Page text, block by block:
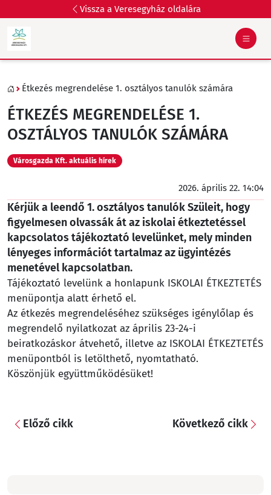
Vissza a Veresegyház oldalára
Étkezés megrendelése 1. osztályos tanulók számára
ÉTKEZÉS MEGRENDELÉSE 1.
OSZTÁLYOS TANULÓK SZÁMÁRA
Városgazda Kft. aktuális hírek
2026. április 22. 14:04
Kérjük a leendő 1. osztályos tanulók Szüleit, hogy
figyelmesen olvassák át az iskolai étkeztetéssel
kapcsolatos tájékoztató levelünket, mely minden
lényeges információt tartalmaz az ügyintézés
menetével kapcsolatban.
Tájékoztató levelünk a honlapunk ISKOLAI ÉTKEZTETÉS
menüpontja alatt érhető el.
Az étkezés megrendeléséhez szükséges igénylőlap és
megrendelő nyilatkozat az április 23-24-i
beiratkozáskor átvehető, illetve az ISKOLAI ÉTKEZTETÉS
menüpontból is letölthető, nyomtatható.
Köszönjük együttműködésüket!
Előző cikk Következő cikk